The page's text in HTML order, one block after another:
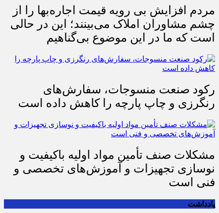
مردم افزایش بی رویه قیمت اجاره‌بها را از
چشم مشاوران املاک می‌بینند؛ این در حالی
است که ما در این موضوع بی‌گناهیم
رکود صنعت منسوجات، سفارش‌های
رنگرزی و چاپ پارچه را کاهش داده است
مشکلات صنف تأمین مواد اولیه باکیفیت و
نوسازی تجهیزات و آموزش‌های تخصصی و
فنی است
یادداشت